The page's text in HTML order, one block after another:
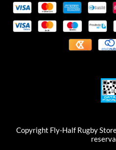
Copyright Fly-Half Rugby